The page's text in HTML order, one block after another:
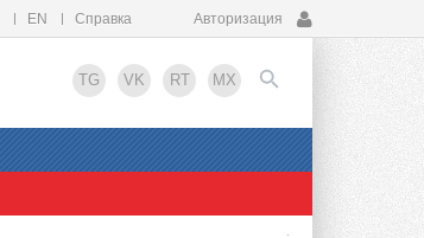
EN Справка Авторизация
TG VK RT MX